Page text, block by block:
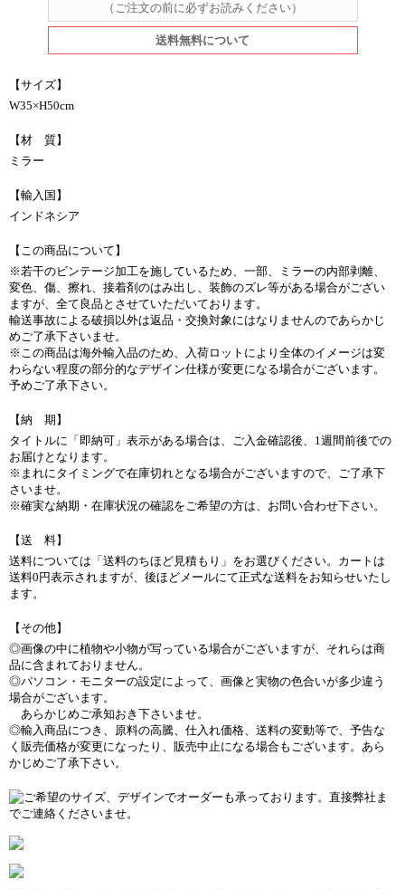
（ご注文の前に必ずお読みください）
送料無料について
【サイズ】
W35×H50cm
【材 質】
ミラー
【輸入国】
インドネシア
【この商品について】
※若干のビンテージ加工を施しているため、一部、ミラーの内部剥離、
変色、傷、擦れ、接着剤のはみ出し、装飾のズレ等がある場合がござい
ますが、全て良品とさせていただいております。
輸送事故による破損以外は返品・交換対象にはなりませんのであらかじ
めご了承下さいませ。
※この商品は海外輸入品のため、入荷ロットにより全体のイメージは変
わらない程度の部分的なデザイン仕様が変更になる場合がございます。
予めご了承下さい。
【納 期】
タイトルに「即納可」表示がある場合は、ご入金確認後、1週間前後での
お届けとなります。
※まれにタイミングで在庫切れとなる場合がございますので、ご了承下
さいませ。
※確実な納期・在庫状況の確認をご希望の方は、お問い合わせ下さい。
【送 料】
送料については「送料のちほど見積もり」をお選びください。カートは
送料0円表示されますが、後ほどメールにて正式な送料をお知らせいたし
ます。
【その他】
◎画像の中に植物や小物が写っている場合がございますが、それらは商
品に含まれておりません。
◎パソコン・モニターの設定によって、画像と実物の色合いが多少違う
場合がございます。
あらかじめご承知おき下さいませ。
◎輸入商品につき、原料の高騰、仕入れ価格、送料の変動等で、予告な
く販売価格が変更になったり、販売中止になる場合もございます。あら
かじめご了承下さい。